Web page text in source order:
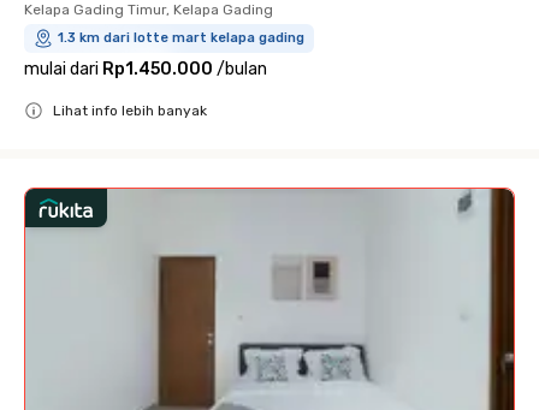
Kelapa Gading Timur, Kelapa Gading
1.3 km dari lotte mart kelapa gading
mulai dari Rp1.450.000 /bulan
Lihat info lebih banyak